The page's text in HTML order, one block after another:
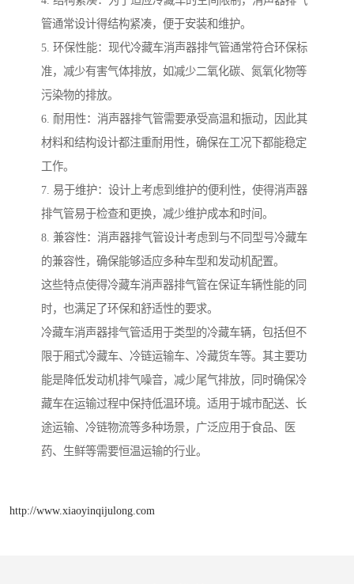
管通常设计得结构紧凑，便于安装和维护。
5. 环保性能：现代冷藏车消声器排气管通常符合环保标
准，减少有害气体排放，如减少二氧化碳、氮氧化物等
污染物的排放。
6. 耐用性：消声器排气管需要承受高温和振动，因此其
材料和结构设计都注重耐用性，确保在工况下都能稳定
工作。
7. 易于维护：设计上考虑到维护的便利性，使得消声器
排气管易于检查和更换，减少维护成本和时间。
8. 兼容性：消声器排气管设计考虑到与不同型号冷藏车
的兼容性，确保能够适应多种车型和发动机配置。
这些特点使得冷藏车消声器排气管在保证车辆性能的同
时，也满足了环保和舒适性的要求。
冷藏车消声器排气管适用于类型的冷藏车辆，包括但不
限于厢式冷藏车、冷链运输车、冷藏货车等。其主要功
能是降低发动机排气噪音，减少尾气排放，同时确保冷
藏车在运输过程中保持低温环境。适用于城市配送、长
途运输、冷链物流等多种场景，广泛应用于食品、医
药、生鲜等需要恒温运输的行业。
http://www.xiaoyinqijulong.com